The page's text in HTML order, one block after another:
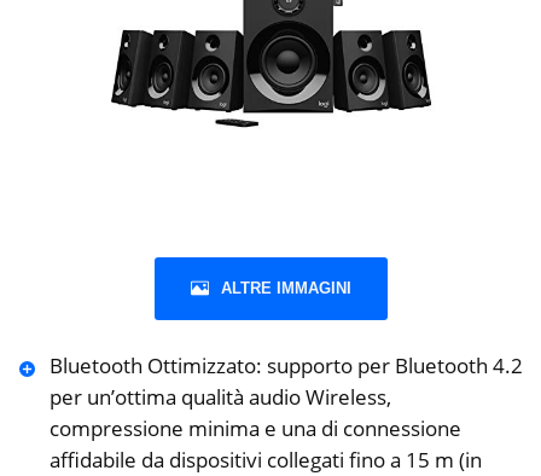
ALTRE IMMAGINI
Bluetooth Ottimizzato: supporto per Bluetooth 4.2
per un’ottima qualità audio Wireless,
compressione minima e una di connessione
‎affidabile da dispositivi collegati fino a 15 m (in